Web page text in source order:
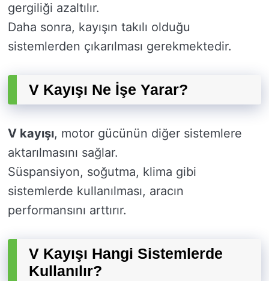
gergiliği azaltılır.
Daha sonra, kayışın takılı olduğu
sistemlerden çıkarılması gerekmektedir.
V Kayışı Ne İşe Yarar?
V kayışı, motor gücünün diğer sistemlere
aktarılmasını sağlar.
Süspansiyon, soğutma, klima gibi
sistemlerde kullanılması, aracın
performansını arttırır.
V Kayışı Hangi Sistemlerde
Kullanılır?